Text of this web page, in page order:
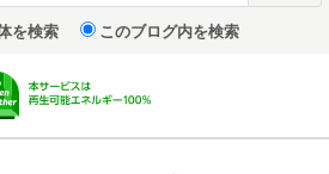
を検索 このブログ内を検索